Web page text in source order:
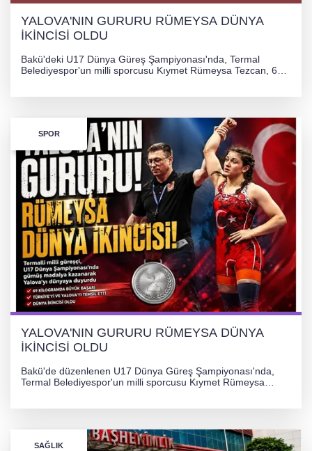
YALOVA'NIN GURURU RÜMEYSA DÜNYA
İKİNCİSİ OLDU
Bakü'deki U17 Dünya Güreş Şampiyonası'nda, Termal
Belediyespor'un milli sporcusu Kıymet Rümeysa Tezcan, 69
SPOR
YALOVA'NIN GURURU RÜMEYSA DÜNYA
İKİNCİSİ OLDU
Bakü'de düzenlenen U17 Dünya Güreş Şampiyonası'nda,
Termal Belediyespor'un milli sporcusu Kıymet Rümeysa
SAĞLIK